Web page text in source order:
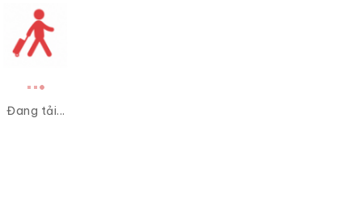
Đang tải...